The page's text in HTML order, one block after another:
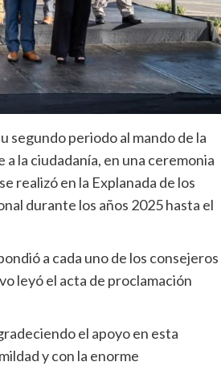
segundo periodo al mando de la
la ciudadanía, en una ceremonia
realizó en la Explanada de los
durante los años 2025 hasta el
a cada uno de los consejeros
leyó el acta de proclamación
el apoyo en esta
y con la enorme